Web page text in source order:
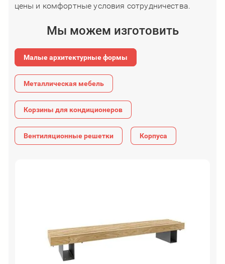
цены и комфортные условия сотрудничества.
Мы можем изготовить
Малые архитектурные формы
Металлическая мебель
Корзины для кондиционеров
Вентиляционные решетки Корпуса